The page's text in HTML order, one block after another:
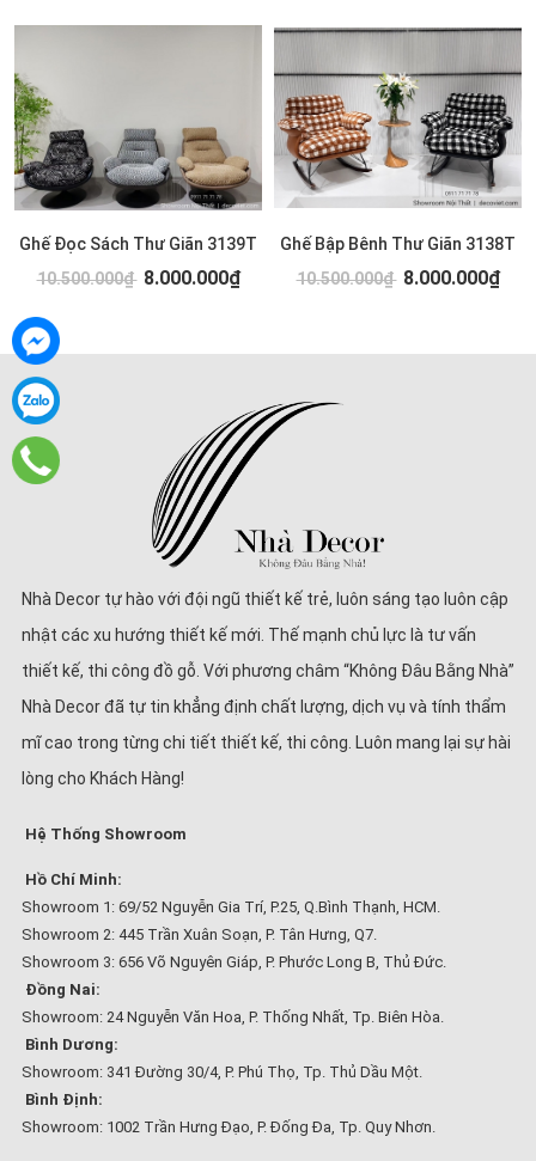
Ghế Đọc Sách Thư Giãn 3139T
10.500.000₫ 8.000.000₫
Ghế Bập Bênh Thư Giãn 3138T
10.500.000₫ 8.000.000₫
Nhà Decor tự hào với đội ngũ thiết kế trẻ, luôn sáng tạo luôn cập
nhật các xu hướng thiết kế mới. Thế mạnh chủ lực là tư vấn
thiết kế, thi công đồ gỗ. Với phương châm “Không Đâu Bằng Nhà”
Nhà Decor đã tự tin khẳng định chất lượng, dịch vụ và tính thẩm
mĩ cao trong từng chi tiết thiết kế, thi công. Luôn mang lại sự hài
lòng cho Khách Hàng!
Hệ Thống Showroom
Hồ Chí Minh:
Showroom 1: 69/52 Nguyễn Gia Trí, P.25, Q.Bình Thạnh, HCM.
Showroom 2: 445 Trần Xuân Soạn, P. Tân Hưng, Q7.
Showroom 3: 656 Võ Nguyên Giáp, P. Phước Long B, Thủ Đức.
Đồng Nai:
Showroom: 24 Nguyễn Văn Hoa, P. Thống Nhất, Tp. Biên Hòa.
Bình Dương:
Showroom: 341 Đường 30/4, P. Phú Thọ, Tp. Thủ Dầu Một.
Bình Định:
Showroom: 1002 Trần Hưng Đạo, P. Đống Đa, Tp. Quy Nhơn.